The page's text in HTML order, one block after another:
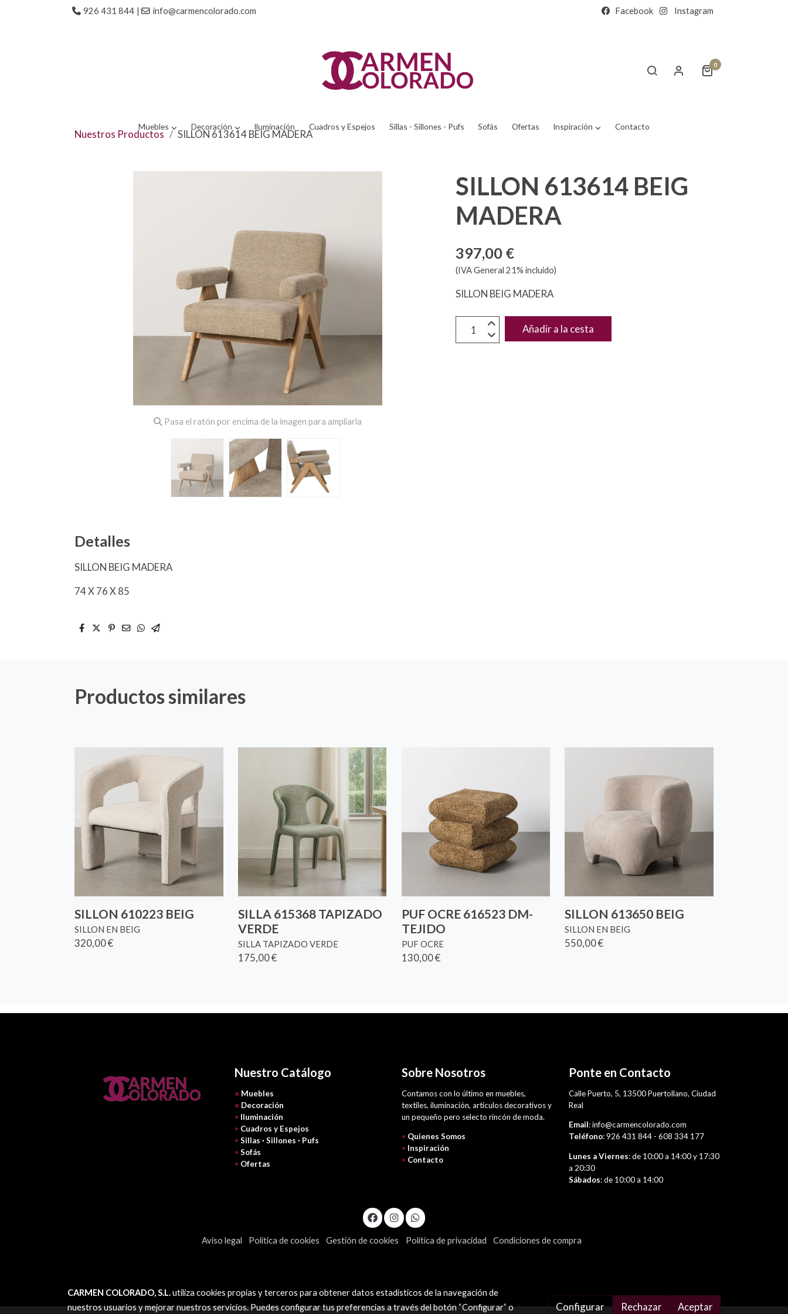
926 431 844 | info@carmencolorado.com Facebook Instagram
0
Muebles Decoración Iluminación Cuadros y Espejos Sillas - Sillones - Pufs Sofás Ofertas Inspiración Contacto
Nuestros Productos SILLON 613614 BEIG MADERA
Pasa el ratón por encima de la imagen para ampliarla
Detalles
SILLON BEIG MADERA
74 X 76 X 85
SILLON 613614 BEIG
MADERA
397,00 €
(IVA General 21% incluido)
SILLON BEIG MADERA
Añadir a la cesta
Productos similares
SILLON 610223 BEIG
SILLON EN BEIG
320,00 €
SILLA 615368 TAPIZADO
VERDE
SILLA TAPIZADO VERDE
175,00 €
PUF OCRE 616523 DM-
TEJIDO
PUF OCRE
130,00 €
SILLON 613650 BEIG
SILLON EN BEIG
550,00 €
Nuestro Catálogo
• Muebles
• Decoración
• Iluminación
• Cuadros y Espejos
• Sillas · Sillones · Pufs
• Sofás
• Ofertas
Sobre Nosotros
Contamos con lo último en muebles,
textiles, iluminación, artículos decorativos y
un pequeño pero selecto rincón de moda.
• Quienes Somos
• Inspiración
• Contacto
Ponte en Contacto
Calle Puerto, 5, 13500 Puertollano, Ciudad
Real
Email: info@carmencolorado.com
Teléfono: 926 431 844 - 608 334 177
Lunes a Viernes: de 10:00 a 14:00 y 17:30
a 20:30
Sábados: de 10:00 a 14:00
Aviso legal Política de cookies Gestión de cookies Política de privacidad Condiciones de compra
CARMEN COLORADO, S.L.utiliza cookies propias y terceros para obtener datos estadísticos de la navegación de
nuestros usuarios y mejorar nuestros servicios. Puedes configurar tus preferencias a través del botón “Configurar” o
Configurar Rechazar Aceptar